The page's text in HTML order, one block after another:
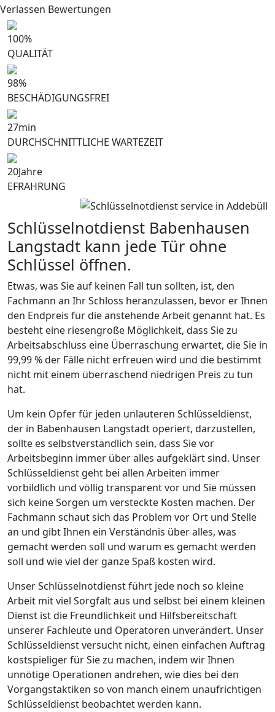
Verlassen Bewertungen
100%
QUALITÄT
98%
BESCHÄDIGUNGSFREI
27min
DURCHSCHNITTLICHE WARTEZEIT
20Jahre
EFRAHRUNG
Schlüsselnotdienst Babenhausen
Langstadt kann jede Tür ohne
Schlüssel öffnen.
Etwas, was Sie auf keinen Fall tun sollten, ist, den
Fachmann an Ihr Schloss heranzulassen, bevor er Ihnen
den Endpreis für die anstehende Arbeit genannt hat. Es
besteht eine riesengroße Möglichkeit, dass Sie zu
Arbeitsabschluss eine Überraschung erwartet, die Sie in
99,99 % der Fälle nicht erfreuen wird und die bestimmt
nicht mit einem überraschend niedrigen Preis zu tun
hat.
Um kein Opfer für jeden unlauteren Schlüsseldienst,
der in Babenhausen Langstadt operiert, darzustellen,
sollte es selbstverständlich sein, dass Sie vor
Arbeitsbeginn immer über alles aufgeklärt sind. Unser
Schlüsseldienst geht bei allen Arbeiten immer
vorbildlich und völlig transparent vor und Sie müssen
sich keine Sorgen um versteckte Kosten machen. Der
Fachmann schaut sich das Problem vor Ort und Stelle
an und gibt Ihnen ein Verständnis über alles, was
gemacht werden soll und warum es gemacht werden
soll und wie viel der ganze Spaß kosten wird.
Unser Schlüsselnotdienst führt jede noch so kleine
Arbeit mit viel Sorgfalt aus und selbst bei einem kleinen
Dienst ist die Freundlichkeit und Hilfsbereitschaft
unserer Fachleute und Operatoren unverändert. Unser
Schlüsseldienst versucht nicht, einen einfachen Auftrag
kostspieliger für Sie zu machen, indem wir Ihnen
unnötige Operationen andrehen, wie dies bei den
Vorgangstaktiken so von manch einem unaufrichtigen
Schlüsseldienst beobachtet werden kann.